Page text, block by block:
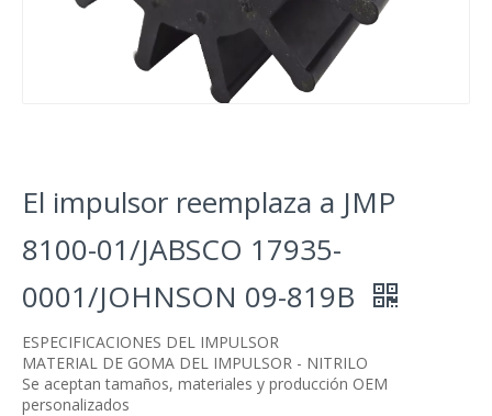
El impulsor reemplaza a JMP
8100-01/JABSCO 17935-
0001/JOHNSON 09-819B
ESPECIFICACIONES DEL IMPULSOR
MATERIAL DE GOMA DEL IMPULSOR - NITRILO
Se aceptan tamaños, materiales y producción OEM
personalizados